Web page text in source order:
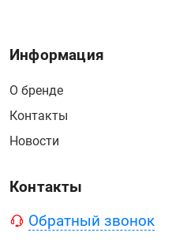
Информация
О бренде
Контакты
Новости
Контакты
Обратный звонок